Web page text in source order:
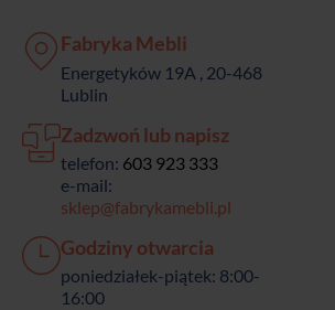
Fabryka Mebli
Energetyków 19A , 20-468
Lublin
Zadzwoń lub napisz
telefon: 603 923 333
e-mail:
sklep@fabrykamebli.pl
Godziny otwarcia
poniedziałek-piątek: 8:00-
16:00